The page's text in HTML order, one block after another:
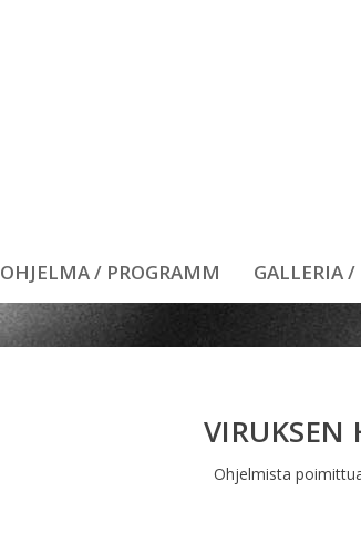
OHJELMA / PROGRAMM GALLERIA /
Ohjelmista